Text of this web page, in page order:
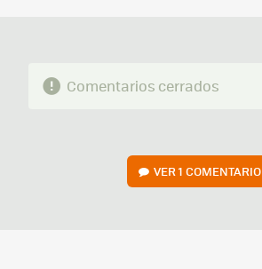
Comentarios cerrados
VER1 COMENTARIO